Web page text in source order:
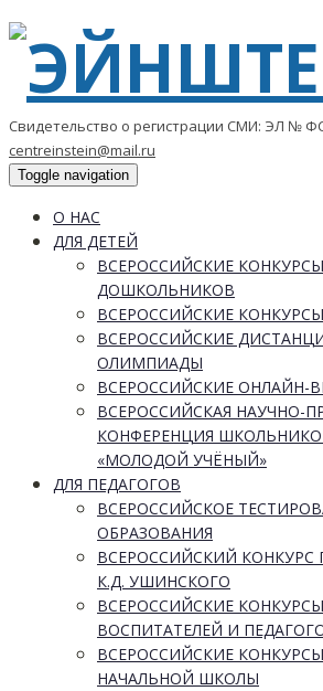
Свидетельство о регистрации СМИ: ЭЛ № ФС
centreinstein@mail.ru
Toggle navigation
О НАС
ДЛЯ ДЕТЕЙ
ВСЕРОССИЙСКИЕ
ДОШКОЛЬНИКОВ
ВСЕРОССИЙСКИЕ
ВСЕРОССИЙСКИЕ
ОЛИМПИАДЫ
ВСЕРОССИЙСКИЕ ОНЛАЙН-
ВСЕРОССИЙСКАЯ НАУЧНО-
КОНФЕРЕНЦИЯ
«МОЛОДОЙ УЧЁНЫЙ»
ДЛЯ ПЕДАГОГОВ
ВСЕРОССИЙСКОЕ
ОБРАЗОВАНИЯ
ВСЕРОССИЙСКИЙ КОНКУРС
К.Д. УШИНСКОГО
ВСЕРОССИЙСКИЕ
ВОСПИТАТЕЛЕЙ И
ВСЕРОССИЙСКИЕ
НАЧАЛЬНОЙ ШКОЛЫ